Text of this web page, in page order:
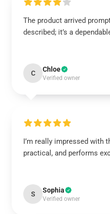
The product arrived
described; it’s a
C Chloe
Verified owner
I’m really impressed with
practical, and performs
S Sophia
Verified owner